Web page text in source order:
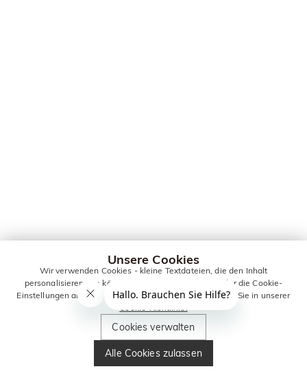
Unsere Cookies
Wir verwenden Cookies - kleine Textdateien, die den Inhalt
personalisieren. Sie können alle Cookies zulassen oder die Cookie-
Einstellungen anpassen. Weitere Informationen erhalten Sie in unserer
Cookie-Richtlinie.
Cookies verwalten
Alle Cookies zulassen